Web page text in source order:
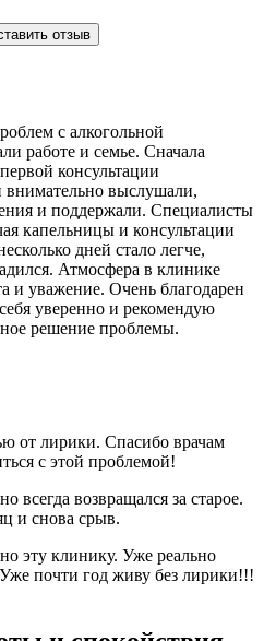
отзыв
с алкогольной
работе и семье. Сначала
консультации
внимательно выслушали,
и поддержали. Специалисты
капельницы и консультации
дней стало легче,
Атмосфера в клинике
и уважение. Очень благодарен
уверенно и рекомендую
решение проблемы.
от лирики. Спасибо врачам
с этой проблемой!
всегда возвращался за старое.
и снова срыв.
эту клинику. Уже реально
почти год живу без лирики!!!